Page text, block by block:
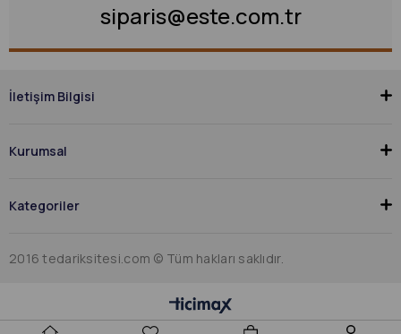
siparis@este.com.tr
İletişim Bilgisi
Kurumsal
Kategoriler
2016 tedariksitesi.com © Tüm hakları saklıdır.